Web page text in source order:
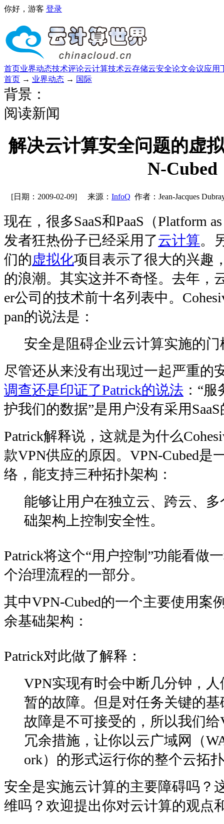
你好，游客 登录
首页业界动态技术评论云计算技术云存储云安全论文会议应用
首页 → 业界动态 → 国际
背景：
阅读新闻
解决云计算安全问题的虚
N-Cubed
[日期：2009-02-09] 来源： InfoQ 作者：Jean-Jacques
现在，很多SaaS和PaaS（Platform
发者狂热份子已经采用了云计算。
们的虚拟化项目表示了很大的兴趣
的浪潮。其实这并不奇怪。去年，
er公司的技术前十名列表中。
pan的说法是：
安全是阻碍企业云计算实施的
尽管还从来没有出现过一起严重的
调查还是印证了Patrick的说法 ：“
护我们的数据”是用户没有采用
Patrick解释说，这就是为什么
款VPN供应的原因。VPN-Cubed是
络，能支持三种拓扑架构：
能够让用户在独立云、跨云、
础架构上控制安全性。
Patrick将这个“用户控制”功能看做
个治理流程的一部分。
其中VPN-Cubed的一个主要使用案
余基础架构：
Patrick对此做了解释：
VPN实现有时会中断几分钟，
暂的故障。但是对任务关键的
故障是不可接受的，所以我们给
冗余措施，让你以云广域网（
ork）的形式运行你的整个云拓
安全是实施云计算的主要障碍吗？
维吗？欢迎提出你对云计算的观点